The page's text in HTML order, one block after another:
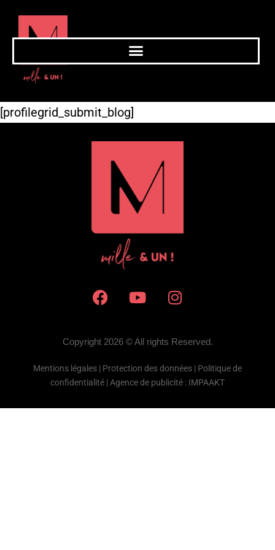
[profilegrid_submit_blog]
Copyright 2026 © All rights Reserved.
Mentions légales | Protection des données | Politique de
confidentialité | Agence de publicité : IMPAAKT